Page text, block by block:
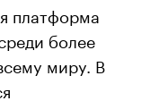
платформа
более
миру. В